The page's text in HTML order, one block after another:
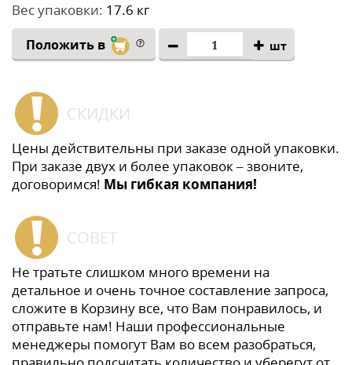
Вес упаковки: 17.6 кг
Положить в шт
СКИДКИ
Цены действительны при заказе одной упаковки.
При заказе двух и более упаковок – звоните,
договоримся! Мы гибкая компания!
СОВЕТ
Не тратьте слишком много времени на
детальное и очень точное составление запроса,
сложите в Корзину все, что Вам понравилось, и
отправьте нам! Наши профессиональные
менеджеры помогут Вам во всем разобраться,